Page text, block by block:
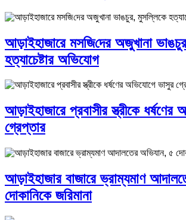
আড়াইহাজারে মস‌জি‌দের অজুখানা
হত্যাচেষ্টার অভিযোগ
আড়াইহাজারে প্রবাসীর স্ত্রীকে ধর্ষণের
গ্রেপ্তার
আড়াইহাজার বাজারে ভ্রাম্যমাণ
দোকানিকে জরিমানা